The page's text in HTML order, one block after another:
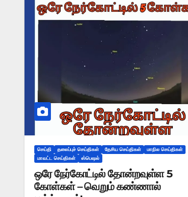
செய்தி தலைப்புச் செய்திகள் தேசிய செய்திகள்
மாநில செய்திகள்
மாவட்ட செய்திகள்
ஸ்பெஷல்
ஒரே நேர்கோட்டில் தோன்றவுள்ள 5
கோள்கள் – வெறும் கண்ணால்